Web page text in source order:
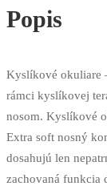
Popis
Kyslíkové okuliare
rámci kyslíkovej
nosom. Kyslíkové
Extra soft nosný
dosahujú len
zachovaná funkcia